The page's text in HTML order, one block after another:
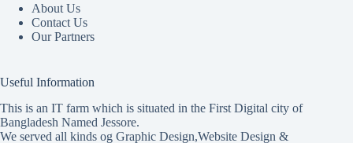
About Us
Contact Us
Our Partners
Useful Information
This is an IT farm which is situated in the First Digital city of
Bangladesh Named Jessore.
We served all kinds og Graphic Design,Website Design &